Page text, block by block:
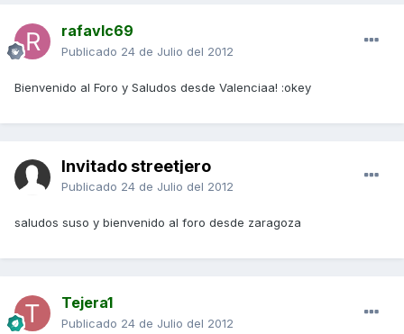
rafavlc69
Publicado 24 de Julio del 2012
Bienvenido al Foro y Saludos desde Valenciaa! :okey
Invitado streetjero
Publicado 24 de Julio del 2012
saludos suso y bienvenido al foro desde zaragoza
Tejera1
Publicado 24 de Julio del 2012